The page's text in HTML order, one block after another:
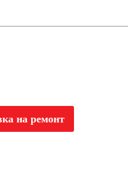
на ремонт